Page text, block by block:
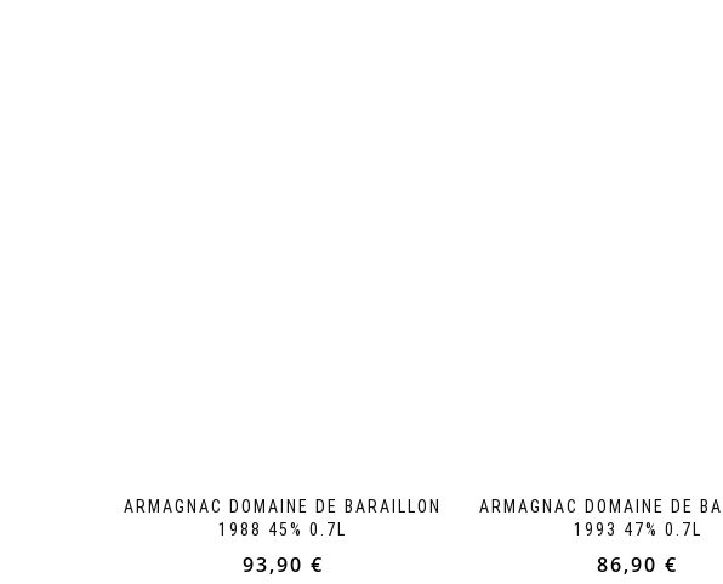
ARMAGNAC DOMAINE DE BARAILLON
1988 45% 0.7L
93,90 €
ARMAGNAC DOMAINE DE
1993 47% 0.7L
86,90€